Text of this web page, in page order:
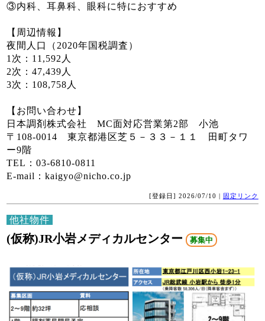
③内科、耳鼻科、眼科に特におすすめ
【周辺情報】
夜間人口（2020年国税調査）
1次：11,592人
2次：47,439人
3次：108,758人
【お問い合わせ】
日本調剤株式会社 MC面対応営業第2部 小池
〒108-0014 東京都港区芝５－３３－１１ 田町タワ
ー9階
TEL：03-6810-0811
E-mail：kaigyo@nicho.co.jp
[登録日] 2026/07/10 | 固定リンク
他社物件
(仮称)JR小岩メディカルセンター 募集中